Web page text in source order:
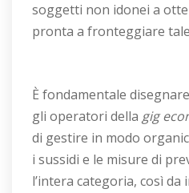
soggetti non idonei a
pronta a fronteggiare
È fondamentale
gli operatori della gig
di gestire in modo
i sussidi e le misure di
l’intera categoria, così da